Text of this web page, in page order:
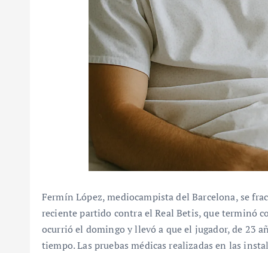
Fermín López, mediocampista del Barcelona, se
reciente partido contra el Real Betis, que terminó
ocurrió el domingo y llevó a que el jugador, de 23
tiempo. Las pruebas médicas realizadas en las